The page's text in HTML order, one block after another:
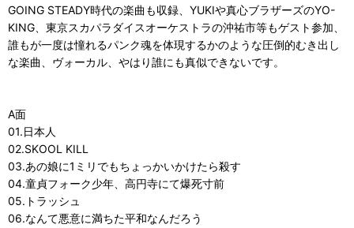
GOING STEADY時代の楽曲も収録、YUKIや真心ブラザーズのYO-
KING、東京スカパラダイスオーケストラの沖祐市等もゲスト参加、
誰もが一度は憧れるパンク魂を体現するかのような圧倒的むき出し
な楽曲、ヴォーカル、やはり誰にも真似できないです。
A面
01.日本人
02.SKOOL KILL
03.あの娘に1ミリでもちょっかいかけたら殺す
04.童貞フォーク少年、高円寺にて爆死寸前
05.トラッシュ
06.なんて悪意に満ちた平和なんだろう